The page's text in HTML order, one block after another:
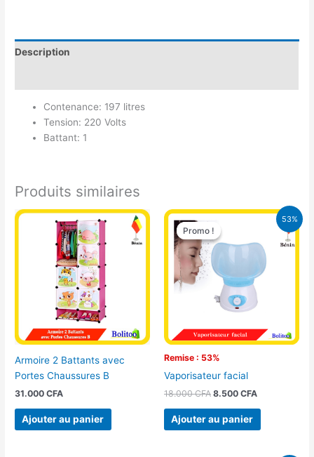
Description
Contenance: 197 litres
Tension: 220 Volts
Battant: 1
Produits similaires
Armoire 2 Battants avec
Portes Chaussures B
31.000CFA
Ajouter au panier
53%
Promo !
Remise : 53%
Promo !
Vaporisateur facial
18.000CFA
Le
prix
initial
était :
18.000 CFA.
8.500 CFA
Le
est :
8.500 CFA.
Ajouter au panier